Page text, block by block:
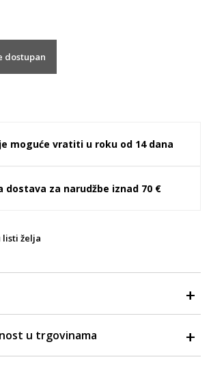
dostupan
moguće vratiti u roku od 14 dana
dostava za narudžbe iznad 70 €
listi želja
u trgovinama